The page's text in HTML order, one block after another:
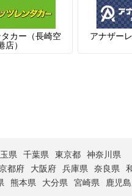
カー（長崎空
店）
アナザー
県 千葉県 東京都
神奈川県
都府 大阪府 兵庫県 奈良県
熊本県 大分県 宮崎県 鹿児